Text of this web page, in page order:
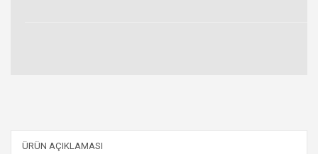
ÜRÜN AÇIKLAMASI